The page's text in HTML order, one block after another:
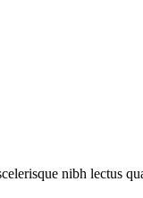
nibh lectus